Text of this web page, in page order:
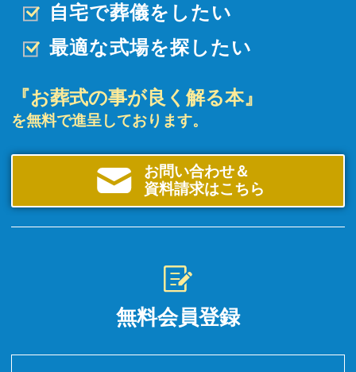
自宅で葬儀をしたい
最適な式場を探したい
『お葬式の事が良く解る本』
を無料で進呈しております。
お問い合わせ＆
資料請求はこちら
無料会員登録